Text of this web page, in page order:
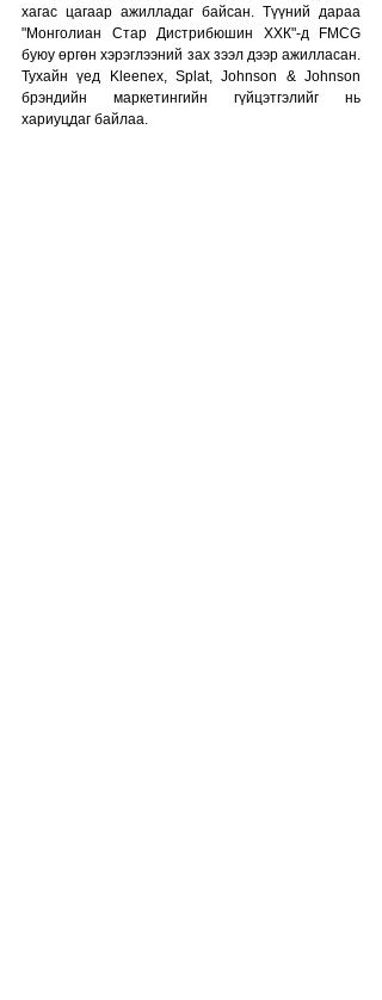
хагас цагаар ажилладаг байсан. Түүний дараа
"Монголиан Стар Дистрибюшин ХХК"-д FMCG
буюу өргөн хэрэглээний зах зээл дээр ажилласан.
Тухайн үед Kleenex, Splat, Johnson & Johnson
брэндийн маркетингийн гүйцэтгэлийг нь
хариуцдаг байлаа.